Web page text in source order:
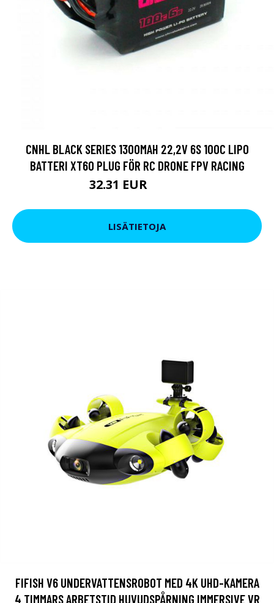
CNHL BLACK SERIES 1300MAH 22,2V 6S 100C LIPO
BATTERI XT60 PLUG FÖR RC DRONE FPV RACING
32.31 EUR
LISÄTIETOJA
FIFISH V6 UNDERVATTENSROBOT MED 4K UHD-KAMERA
4 TIMMARS ARBETSTID HUVUDSPÅRNING IMMERSIVE VR